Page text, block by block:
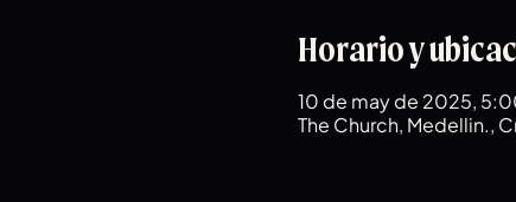
Horario y
10 de may de 2025,
The Church, Medellin.,